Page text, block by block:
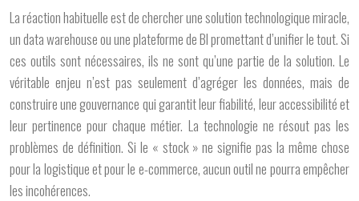
La réaction habituelle est de chercher une solution technologique miracle,
un data warehouse ou une plateforme de BI promettant d’unifier le tout. Si
ces outils sont nécessaires, ils ne sont qu’une partie de la solution. Le
véritable enjeu n’est pas seulement d’agréger les données, mais de
construire une gouvernance qui garantit leur fiabilité, leur accessibilité et
leur pertinence pour chaque métier. La technologie ne résout pas les
problèmes de définition. Si le « stock » ne signifie pas la même chose
pour la logistique et pour le e-commerce, aucun outil ne pourra empêcher
les incohérences.